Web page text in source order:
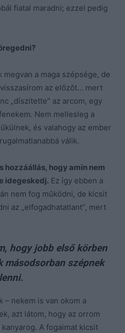
fiatal maradni; ezzel pedig
a maga szépsége, de
az előzőt… mert
„díszítette” az arcom, egy
Nem mellesleg a
és valahogy az ember
válik.
hozzáállás, hogy amin nem
idegeskedj. Ez így ebben a
nem fog működni, de kicsit
az „elfogadhatatlant”, mert
hogy jobb első körben
másodsorban szépnek
lenni.
– nekem is van okom a
azt látom, hogy az orrom
A fogaimat kicsit